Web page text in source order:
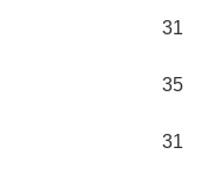
31
35
31